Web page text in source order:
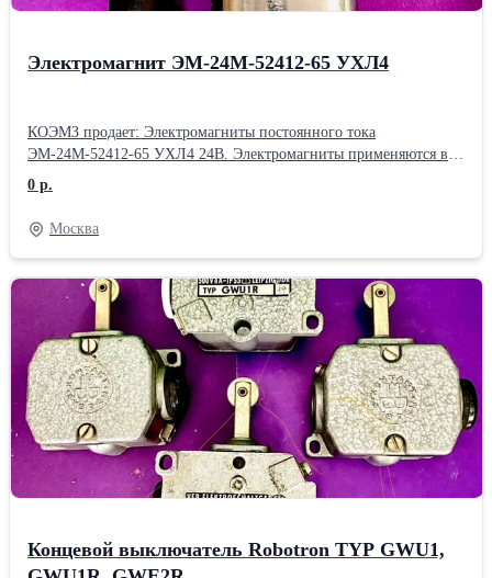
Электромагнит ЭМ-24М-52412-65 УХЛ4
КОЭМЗ продает: Электромагниты постоянного тока
ЭМ-24М-52412-65 УХЛ4 24В. Электромагниты применяются в
качестве комплектующего изделия для дистанционного
управления гидравлическими распределителями с условным
проходом 6 мм. Основные технические данные: *Номинальное
напряжение, В - 24. *Тяговое усилие не менее, Н - 32. *Рабочий
ход якоря, ММ - 2,5-6,0. *Режим работы, ПВ - 100(40)%. *Вес
электромагнита, КГ - не более 0,48 *Род тока - постоянный.
Электромагниты ЭМ24М-52412-65 24В УХЛ4 соответствуют
ТУ27.33.13-001-38226928-2024 и признаны годными для
эксплуатации. Страна изготовитель - Россия. Подробности по
телефону или на сайте:
0 р.
Москва
Концевой выключатель Robotron TYP GWU1,